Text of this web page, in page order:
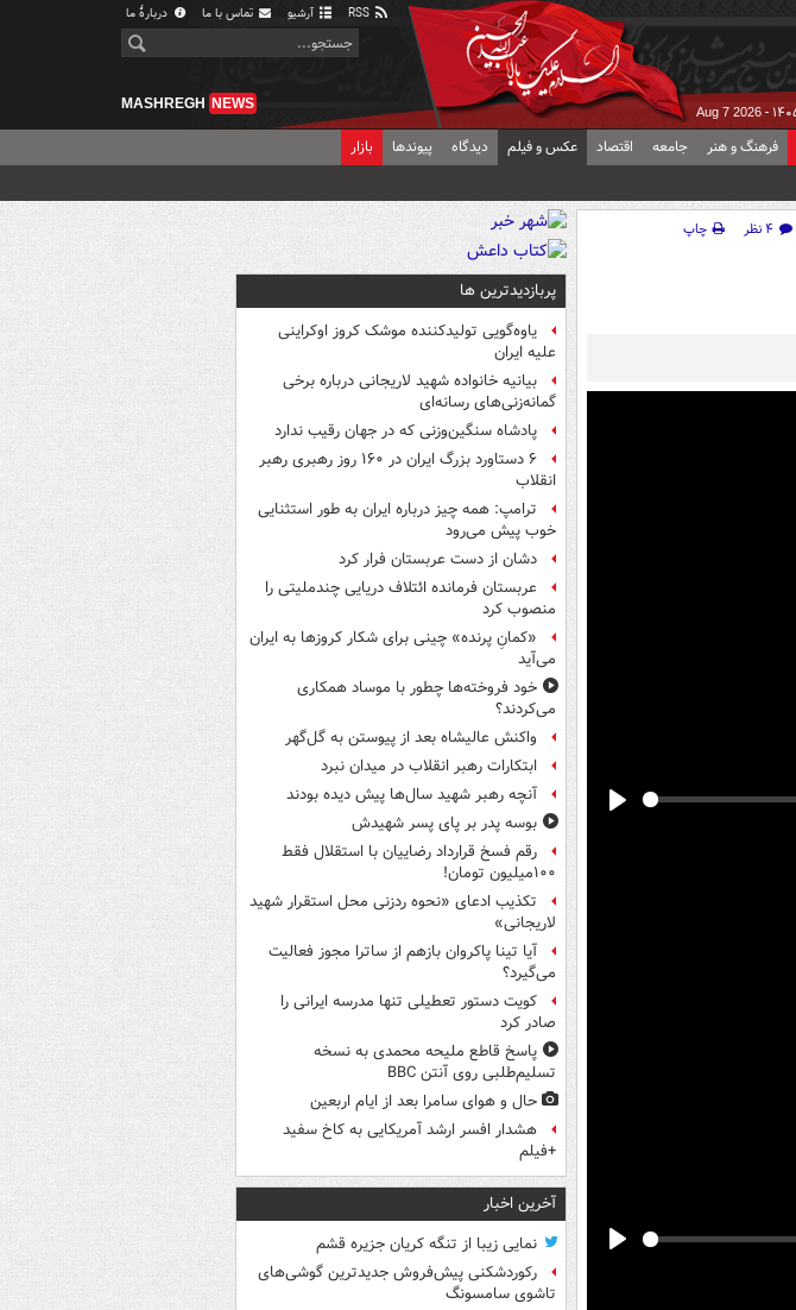
آرشیو تماس با ما دربارهٔ ما
Aug 7 2026
MASHREGH NEWS
فرهنگ و هنر جامعه اقتصاد عکس و فیلم دیدگاه پیوندها بازار
۴ نظر
چاپ
پربازدیدترین ها
یاوه‌گویی تولیدکننده موشک کروز اوکراینی
علیه ایران
بیانیه خانواده شهید لاریجانی درباره برخی
گمانه‌زنی‌های رسانه‌ای
پادشاه سنگین‌وزنی که در جهان رقیب ندارد
۶ دستاورد بزرگ ایران در ۱۶۰ روز رهبری رهبر
انقلاب
ترامپ: همه چیز درباره ایران به طور استثنایی
خوب پیش می‌رود
دشان از دست عربستان فرار کرد
عربستان فرمانده ائتلاف دریایی چندملیتی را
منصوب کرد
«کمانِ پرنده» چینی برای شکار کروزها به ایران
می‌آید
خود فروخته‌ها چطور با موساد همکاری
می‌کردند؟
واکنش عالیشاه بعد از پیوستن به گل‌گهر
ابتکارات رهبر انقلاب در میدان نبرد
آنچه رهبر شهید سال‌ها پیش دیده بودند
بوسه‌ پدر بر پای پسر شهیدش
رقم فسخ قرارداد رضاییان با استقلال فقط
۱۰۰میلیون تومان!
تکذیب ادعای «نحوه ردزنی محل استقرار شهید
لاریجانی»
آیا تینا پاکروان بازهم از ساترا مجوز فعالیت
می‌گیرد؟
کویت دستور تعطیلی تنها مدرسه ایرانی را
صادر کرد
پاسخ قاطع ملیحه محمدی به نسخه
تسلیم‌طلبی روی آنتن BBC
حال و هوای سامرا بعد از ایام اربعین
هشدار افسر ارشد آمریکایی به کاخ سفید
+فیلم
آخرین اخبار
نمایی زیبا از تنگه کریان جزیره قشم
رکوردشکنی پیش‌فروش جدیدترین گوشی‌های
تاشوی سامسونگ